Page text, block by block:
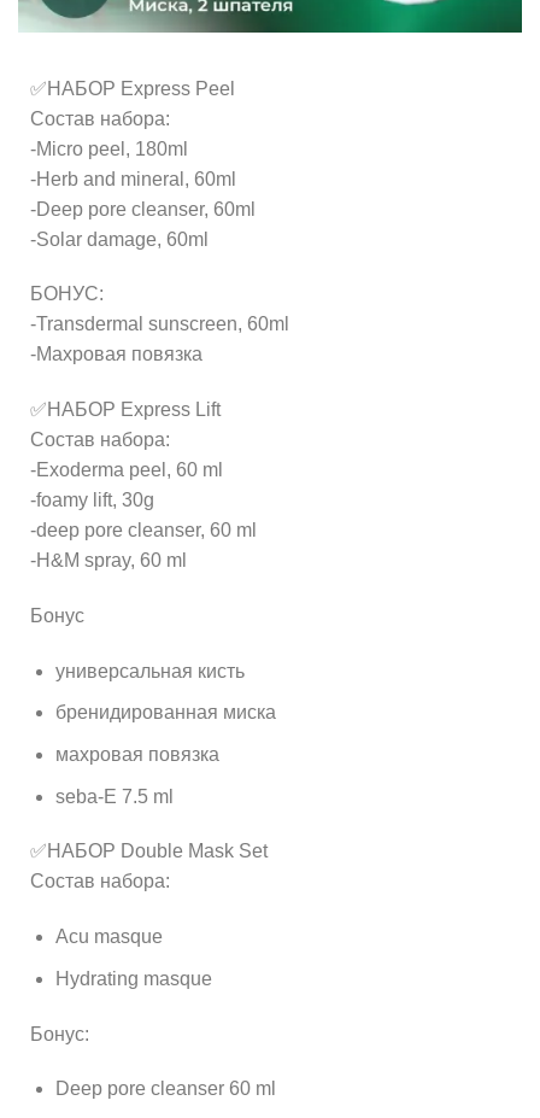
✅НАБОР Express Peel
Состав набора:
-Micro peel, 180ml
-Herb and mineral, 60ml
-Deep pore cleanser, 60ml
-Solar damage, 60ml
БОНУС:
-Transdermal sunscreen, 60ml
-Махровая повязка
✅НАБОР Express Lift
Состав набора:
-Exoderma peel, 60 ml
-foamy lift, 30g
-deep pore cleanser, 60 ml
-H&M spray, 60 ml
Бонус
универсальная кисть
бренидированная миска
махровая повязка
seba-E 7.5 ml
✅НАБОР Double Mask Set
Состав набора:
Acu masque
Hydrating masque
Бонус:
Deep pore cleanser 60 ml